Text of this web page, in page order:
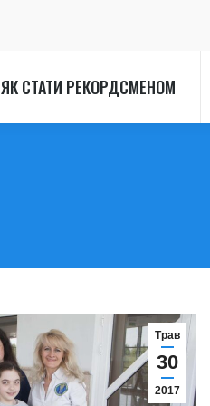
ЯК СТАТИ РЕКОРДСМЕНОМ
Трав
30
2017